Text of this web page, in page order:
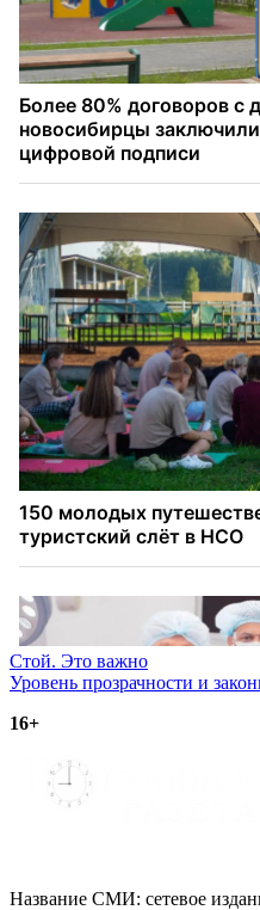
Навигация
по
записям
Стой. Это важно
Уровень прозрачности и
16+
Название СМИ: cетевое